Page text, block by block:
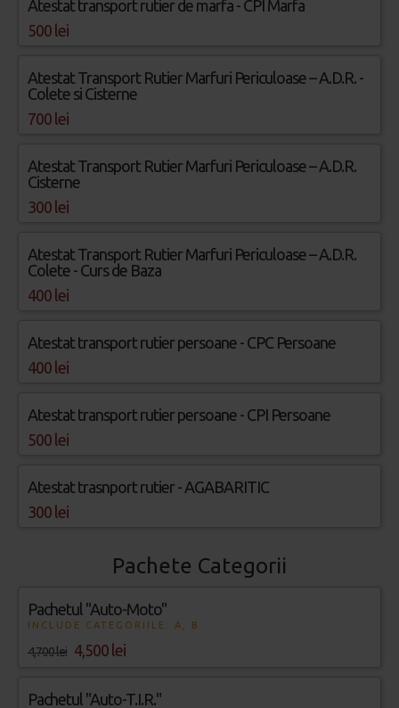
Atestat transport rutier de marfa - CPI Marfa
500 lei
Atestat Transport Rutier Marfuri Periculoase – A.D.R. -
Colete si Cisterne
700 lei
Atestat Transport Rutier Marfuri Periculoase – A.D.R.
Cisterne
300 lei
Atestat Transport Rutier Marfuri Periculoase – A.D.R.
Colete - Curs de Baza
400 lei
Atestat transport rutier persoane - CPC Persoane
400 lei
Atestat transport rutier persoane - CPI Persoane
500 lei
Atestat trasnport rutier - AGABARITIC
300 lei
Pachete Categorii
Pachetul "Auto-Moto"
INCLUDE CATEGORIILE: A, B
4,700 lei 4,500 lei
Pachetul "Auto-T.I.R."